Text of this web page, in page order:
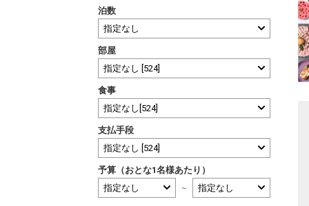
泊数
部屋
食事
支払手段
予算（おとな1名様あたり）
～